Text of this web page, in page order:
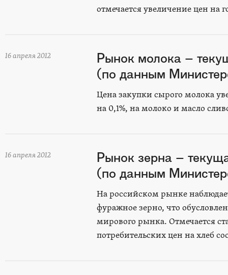
отмечается увеличение цен
16 апреля 2012
Рынок молока –
(по данным
Цена закупки сырого молока
на 0,1%, на молоко и масло
16 апреля 2012
Рынок зерна –
(по данным
На российском рынке
фуражное зерно, что
мирового рынка. Отмечается
потребительских цен на хлеб